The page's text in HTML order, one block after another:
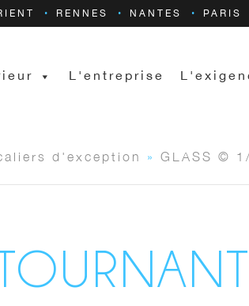
RENNES NANTES PARIS
L'entreprise
d'exception » GLASS ©